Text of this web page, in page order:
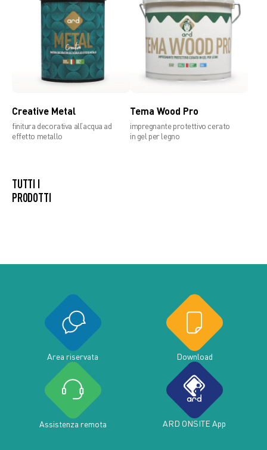
Creative Metal
finitura decorativa all’acqua ad
effetto metallo
Tema Wood Pro
impregnante protettivo cerato
in gel per legno
TUTTI I
PRODOTTI
Area riservata Download
Assistenza remota ARD ONSITE App